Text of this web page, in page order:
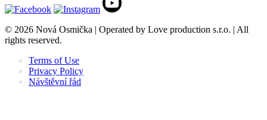
© 2026 Nová Osmička | Operated by Love production s.r.o. | All
rights reserved.
Terms of Use
Privacy Policy
Návštěvní řád